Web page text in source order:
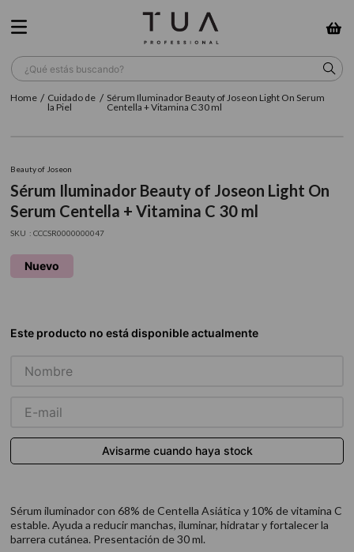
¿Qué estás buscando?
Cuidado de
la Piel
Sérum Iluminador Beauty of Joseon Light On Serum
Centella + Vitamina C 30 ml
Beauty of Joseon
Sérum Iluminador Beauty of Joseon Light On
Serum Centella + Vitamina C 30 ml
: CCCSR0000000047
Nuevo
Sérum iluminador con 68% de Centella Asiática y 10% de vitamina C
estable. Ayuda a reducir manchas, iluminar, hidratar y fortalecer la
barrera cutánea. Presentación de 30 ml.
TÉRMINOS MÁS BUSCADOS
2. sow
3. farmavita
5. cepillo
6. gama
8. loreal